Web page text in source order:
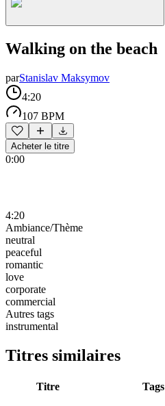
Walking on the beach
parStanislav Maksymov
4:20
107 BPM
Acheter le titre
0:00
4:20
Ambiance/Thème
neutral
peaceful
romantic
love
corporate
commercial
Autres tags
instrumental
Titres similaires
Titre Tags